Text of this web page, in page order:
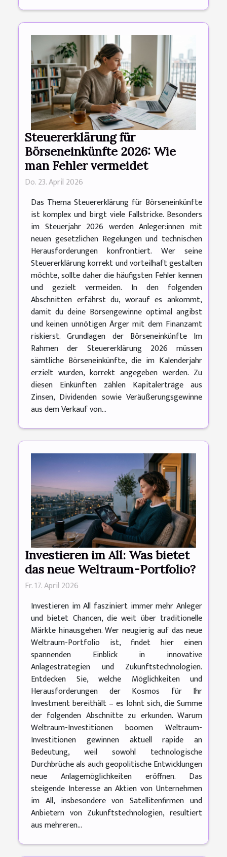
Steuererklärung für
Börseneinkünfte 2026: Wie
man Fehler vermeidet
Do. 23. April 2026
Das Thema Steuererklärung für Börseneinkünfte
ist komplex und birgt viele Fallstricke. Besonders
im Steuerjahr 2026 werden Anleger:innen mit
neuen gesetzlichen Regelungen und technischen
Herausforderungen konfrontiert. Wer seine
Steuererklärung korrekt und vorteilhaft gestalten
möchte, sollte daher die häufigsten Fehler kennen
und gezielt vermeiden. In den folgenden
Abschnitten erfährst du, worauf es ankommt,
damit du deine Börsengewinne optimal angibst
und keinen unnötigen Ärger mit dem Finanzamt
riskierst. Grundlagen der Börseneinkünfte Im
Rahmen der Steuererklärung 2026 müssen
sämtliche Börseneinkünfte, die im Kalenderjahr
erzielt wurden, korrekt angegeben werden. Zu
diesen Einkünften zählen Kapitalerträge aus
Zinsen, Dividenden sowie Veräußerungsgewinne
aus dem Verkauf von...
Investieren im All: Was bietet
das neue Weltraum-Portfolio?
Fr. 17. April 2026
Investieren im All fasziniert immer mehr Anleger
und bietet Chancen, die weit über traditionelle
Märkte hinausgehen. Wer neugierig auf das neue
Weltraum-Portfolio ist, findet hier einen
spannenden Einblick in innovative
Anlagestrategien und Zukunftstechnologien.
Entdecken Sie, welche Möglichkeiten und
Herausforderungen der Kosmos für Ihr
Investment bereithält – es lohnt sich, die Summe
der folgenden Abschnitte zu erkunden. Warum
Weltraum-Investitionen boomen Weltraum-
Investitionen gewinnen aktuell rapide an
Bedeutung, weil sowohl technologische
Durchbrüche als auch geopolitische Entwicklungen
neue Anlagemöglichkeiten eröffnen. Das
steigende Interesse an Aktien von Unternehmen
im All, insbesondere von Satellitenfirmen und
Anbietern von Zukunftstechnologien, resultiert
aus mehreren...